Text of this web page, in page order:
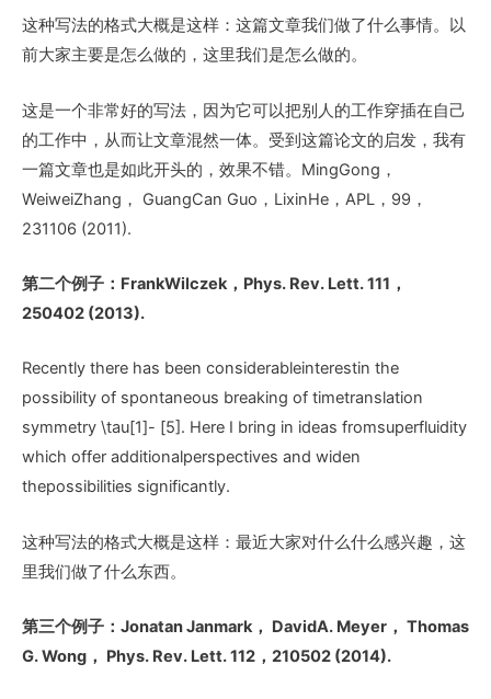
这种写法的格式大概是这样：这篇文章我们做了什么事情。以
前大家主要是怎么做的，这里我们是怎么做的。
这是一个非常好的写法，因为它可以把别人的工作穿插在自己
的工作中，从而让文章混然一体。受到这篇论文的启发，我有
一篇文章也是如此开头的，效果不错。MingGong，
WeiweiZhang， GuangCan Guo，LixinHe，APL，99，
231106 (2011).
第二个例子：FrankWilczek，Phys. Rev. Lett. 111 ，
250402 (2013).
Recently there has been considerableinterestin the
possibility of spontaneous breaking of timetranslation
symmetry \tau[1]- [5]. Here I bring in ideas fromsuperfluidity
which offer additionalperspectives and widen
thepossibilities significantly.
这种写法的格式大概是这样：最近大家对什么什么感兴趣，这
里我们做了什么东西。
第三个例子：Jonatan Janmark， DavidA. Meyer ， Thomas
G. Wong ， Phys. Rev. Lett. 112 ，210502 (2014).